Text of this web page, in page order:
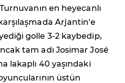
Turnuvanın en heyecanlı
Arjantin'e
golle 3-2 kaybedip,
tam adı Josimar José
lakaplı 40 yaşındaki
üstün